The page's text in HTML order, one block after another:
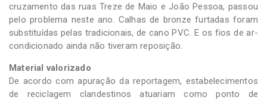
cruzamento das ruas Treze de Maio e João Pessoa, passou
pelo problema neste ano. Calhas de bronze furtadas foram
substituídas pelas tradicionais, de cano PVC. E os fios de ar-
condicionado ainda não tiveram reposição.
Material valorizado
De acordo com apuração da reportagem, estabelecimentos
de reciclagem clandestinos atuariam como ponto de